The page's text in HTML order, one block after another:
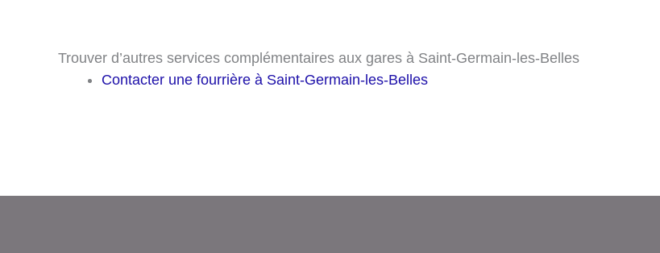
Trouver d’autres services complémentaires aux gares à Saint-Germain-les-Belles
Contacter une fourrière à Saint-Germain-les-Belles